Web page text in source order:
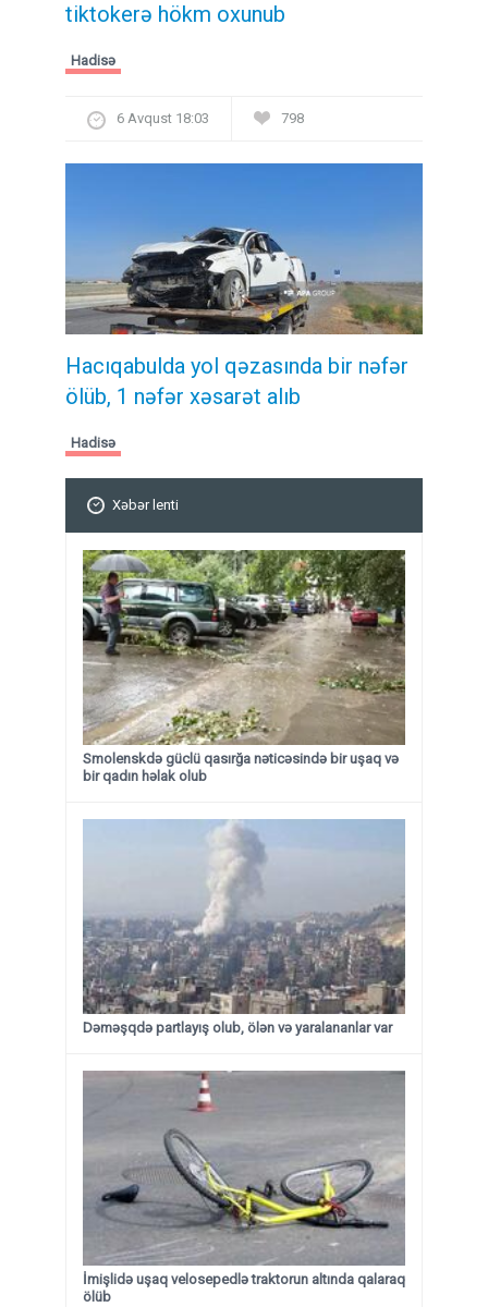
tiktokerə hökm oxunub
Hadisə
6 Avqust 18:03 798
Hacıqabulda yol qəzasında bir nəfər
ölüb, 1 nəfər xəsarət alıb
Hadisə
Xəbər lenti
Smolenskdə güclü qasırğa nəticəsində bir uşaq və
bir qadın həlak olub
Dəməşqdə partlayış olub, ölən və yaralananlar var
İmişlidə uşaq velosepedlə traktorun altında qalaraq
ölüb